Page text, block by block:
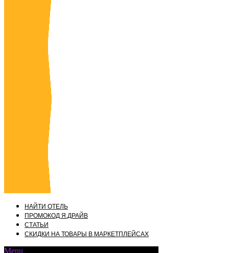
НАЙТИ ОТЕЛЬ
ПРОМОКОД Я.ДРАЙВ
СТАТЬИ
СКИДКИ НА ТОВАРЫ В МАРКЕТПЛЕЙСАХ
Menu